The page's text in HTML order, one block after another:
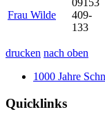
Frau Wilde
09153
409-
133
drucken nach oben
1000 Jahre
Quicklinks